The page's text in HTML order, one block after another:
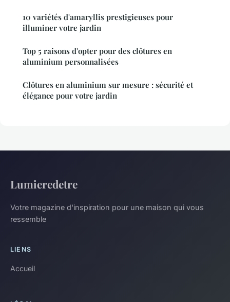
10 variétés d'amaryllis prestigieuses pour
illuminer votre jardin
Top 5 raisons d'opter pour des clôtures en
aluminium personnalisées
Clôtures en aluminium sur mesure : sécurité et
élégance pour votre jardin
Lumieredetre
Votre magazine d'inspiration pour une maison qui vous
ressemble
LIENS
Accueil